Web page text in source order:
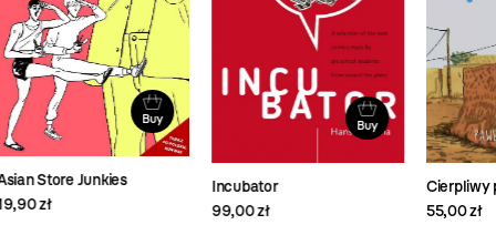
Incubator
Buy
Cierpliwy pies
55,00 zł